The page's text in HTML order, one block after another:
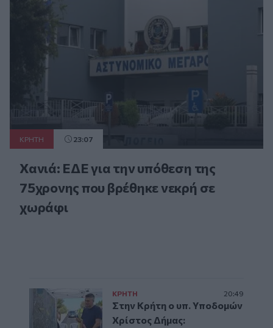
ΚΡΗΤΗ 23:07
Χανιά: ΕΔΕ για την υπόθεση της
75χρονης που βρέθηκε νεκρή σε
χωράφι
ΚΡΗΤΗ 20:49
Στην Κρήτη ο υπ. Υποδομών
Χρίστος Δήμας: